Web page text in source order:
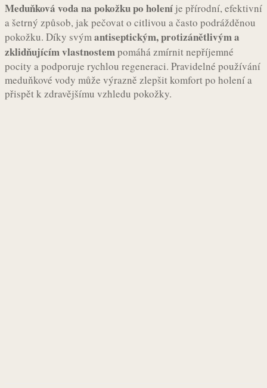
Meduňková voda na pokožku po holení je přírodní, efektivní
a šetrný způsob, jak pečovat o citlivou a často podrážděnou
pokožku. Díky svýmantiseptickým, protizánětlivým a
zklidňujícím vlastnostempomáhá zmírnit nepříjemné
pocity a podporuje rychlou regeneraci. Pravidelné používání
meduňkové vody může výrazně zlepšit komfort po holení a
přispět k zdravějšímu vzhledu pokožky.